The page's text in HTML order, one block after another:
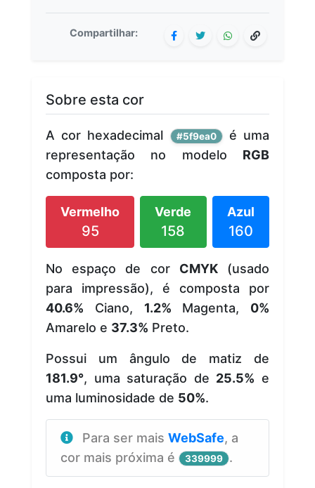
Compartilhar:
Sobre esta cor
A cor hexadecimal #5f9ea0 é uma
representação no modelo RGB
composta por:
Vermelho
95
Verde
158
Azul
160
No espaço de cor CMYK(usado
para impressão), é composta por
40.6% Ciano, 1.2% Magenta, 0%
Amarelo e 37.3% Preto.
Possui um ângulo de matiz de
181.9°, uma saturação de 25.5% e
uma luminosidade de 50%.
Para ser mais WebSafe, a
cor mais próxima é
339999 .